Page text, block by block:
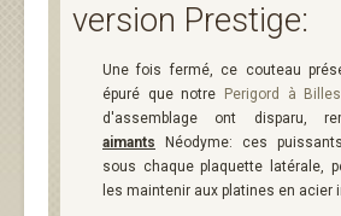
version Prestige:
Une fois fermé, ce couteau
épuré que notre
Perigord à
d'assemblage ont disparu,
aimants Néodyme: ces
sous chaque plaquette latérale,
les maintenir aux platines en acier